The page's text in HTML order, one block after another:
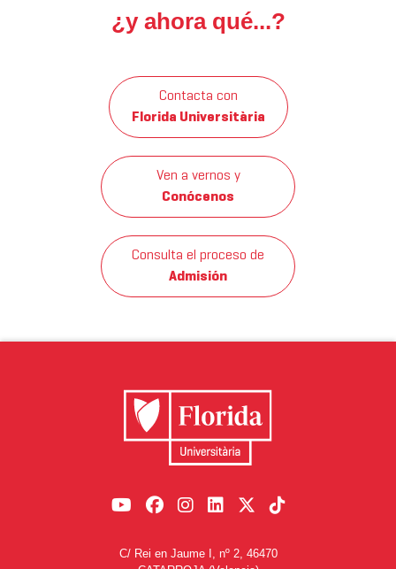
¿y ahora qué...?
Contacta con
Florida Universitària
Ven a vernos y
Conócenos
Consulta el proceso de
Admisión
C/ Rei en Jaume I, nº 2, 46470